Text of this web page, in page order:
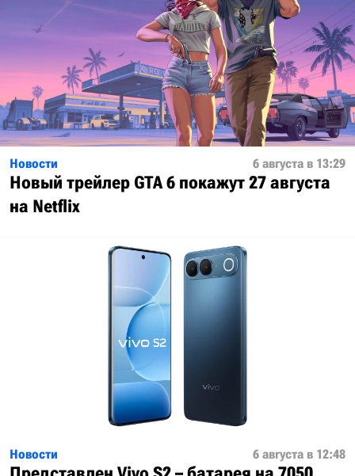
Новости 6 августа в 13:29
Новый трейлер GTA 6 покажут 27 августа
на Netflix
Новости 6 августа в 12:48